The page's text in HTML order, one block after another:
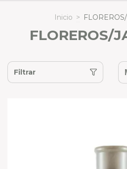
Inicio >
FLOREROS/
Filtrar